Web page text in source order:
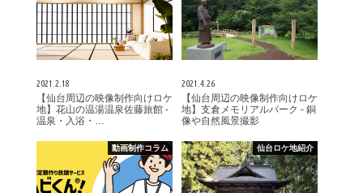
2021.2.18
【仙台周辺の映像制作向けロケ
地】花山の温湯温泉佐藤旅館 -
温泉・入浴・…
2021.4.26
【仙台周辺の映像制作向けロケ
地】支倉メモリアルパーク - 銅
像や自然風景撮影
動画制作コラム 仙台ロケ地紹介